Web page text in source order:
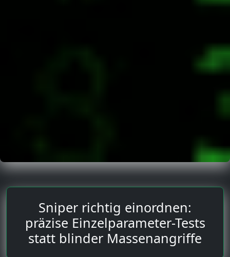
Sniper richtig einordnen:
präzise Einzelparameter-Tests
statt blinder Massenangriffe